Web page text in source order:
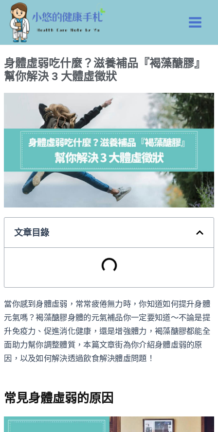
要
內
容
Menu
身體虛弱吃什麼？滋養補品『褐藻醣膠』
幫你解決 3 大體虛徵狀
文章目錄
當你感到身體虛弱，常常疲倦無力時，你知道如何提升身體
元氣嗎？褐藻醣膠身體的元氣補品你一定要知道～不論是提
升免疫力、促進消化健康，還是增強體力，褐藻醣膠都能全
面助力幫你調整體質，本篇文章街為你介紹身體虛弱的原
因，以及如何解決透過飲食解決體虛問題！
常見身體虛弱的原因